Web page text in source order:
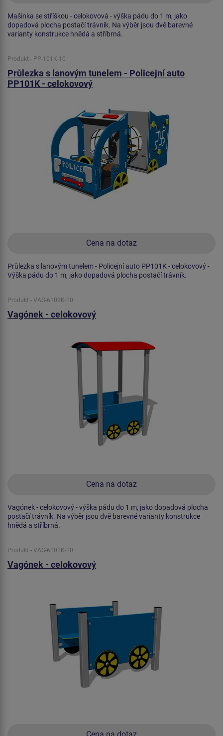
Mašinka se stříškou - celokovová - výška pádu do 1 m, jako
dopadová plocha postačí trávník. Na výběr jsou dvě barevné
varianty konstrukce hnědá a stříbrná.
Produkt - PP-101K-10
Průlezka s lanovým tunelem - Policejní auto
PP101K - celokovový
Cena na dotaz
Průlezka s lanovým tunelem - Policejní auto PP101K - celokovový -
Výška pádu do 1 m, jako dopadová plocha postačí trávník.
Produkt - VAG-6102K-10
Vagónek - celokovový
Cena na dotaz
Vagónek - celokovový - výška pádu do 1 m, jako dopadová plocha
postačí trávník. Na výběr jsou dvě barevné varianty konstrukce
hnědá a stříbrná.
Produkt - VAG-6101K-10
Vagónek - celokovový
Cena na dotaz